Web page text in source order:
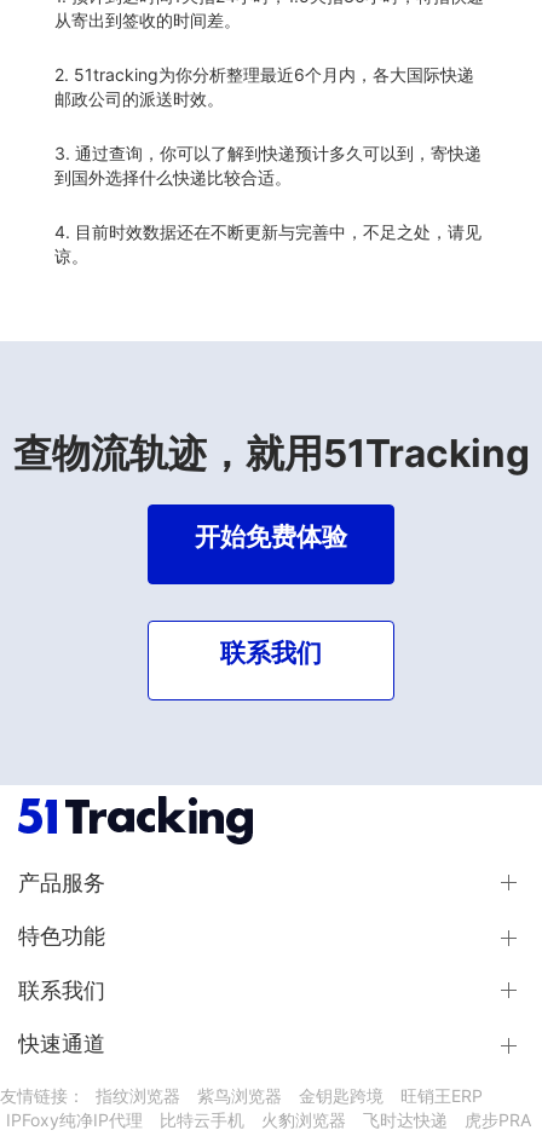
从寄出到签收的时间差。
2. 51tracking为你分析整理最近6个月内，各大国际快递
邮政公司的派送时效。
3. 通过查询，你可以了解到快递预计多久可以到，寄快递
到国外选择什么快递比较合适。
4. 目前时效数据还在不断更新与完善中，不足之处，请见
谅。
查物流轨迹，就用51Tracking
开始免费体验
联系我们
产品服务
特色功能
联系我们
快速通道
友情链接： 指纹浏览器 紫鸟浏览器 金钥匙跨境
旺销王ERP
IPFoxy纯净IP代理
比特云手机 火豹浏览器 飞时达快递
虎步PRA